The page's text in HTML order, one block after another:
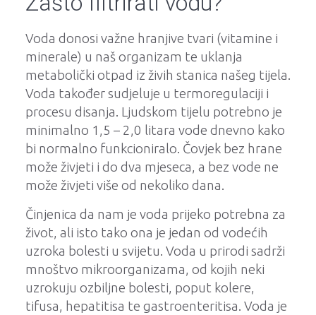
Voda donosi važne hranjive tvari (vitamine i
minerale) u naš organizam te uklanja
metabolički otpad iz živih stanica našeg tijela.
Voda također sudjeluje u termoregulaciji i
procesu disanja. Ljudskom tijelu potrebno je
minimalno 1,5 – 2,0 litara vode dnevno kako
bi normalno funkcioniralo. Čovjek bez hrane
može živjeti i do dva mjeseca, a bez vode ne
može živjeti više od nekoliko dana.
Činjenica da nam je voda prijeko potrebna za
život, ali isto tako ona je jedan od vodećih
uzroka bolesti u svijetu. Voda u prirodi sadrži
mnoštvo mikroorganizama, od kojih neki
uzrokuju ozbiljne bolesti, poput kolere,
tifusa, hepatitisa te gastroenteritisa. Voda je